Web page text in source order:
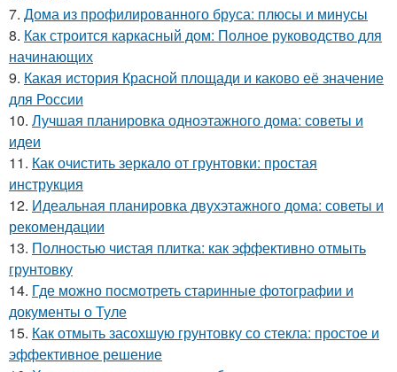
7. Дома из профилированного бруса: плюсы и минусы
8. Как строится каркасный дом: Полное руководство для
начинающих
9. Какая история Красной площади и каково её значение
для России
10. Лучшая планировка одноэтажного дома: советы и
идеи
11. Как очистить зеркало от грунтовки: простая
инструкция
12. Идеальная планировка двухэтажного дома: советы и
рекомендации
13. Полностью чистая плитка: как эффективно отмыть
грунтовку
14. Где можно посмотреть старинные фотографии и
документы о Туле
15. Как отмыть засохшую грунтовку со стекла: простое и
эффективное решение